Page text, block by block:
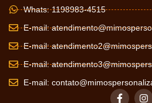
Whats: 1198983-4515
E-mail:
E-mail:
E-mail:
E-mail: